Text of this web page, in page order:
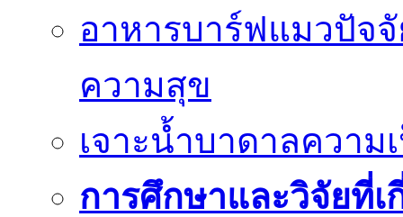
อาหารบาร์ฟแมวปัจ
ความสุข
เจาะน้ำบาดาลควา
การศึกษาและวิจัยที่